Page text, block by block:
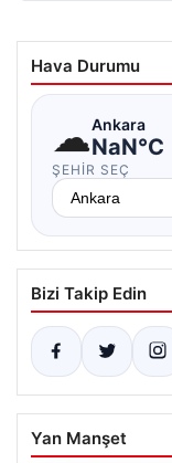
Hava Durumu
☁Ankara
NaN°C
ŞEHIR SEÇ
Bizi Takip Edin
Yan Manşet